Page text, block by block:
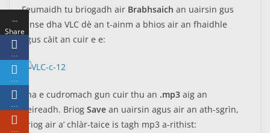
Feumaidh tu briogadh air Brabhsaich an uairsin gus
innse dha VLC dè an t-ainm a bhios air an fhaidhle
agus càit an cuir e e:
Tha e cudromach gun cuir thu an .mp3 aig an
deireadh. Briog Save an uairsin agus air an ath-sgrìn,
briog air a’ chlàr-taice is tagh mp3 a-rithist:
…
Share
s